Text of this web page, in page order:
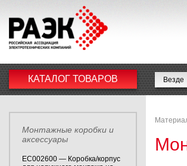
КАТАЛОГ ТОВАРОВ
Монтажные коробки и
аксессуары
EC002600 — Коробка/корпус